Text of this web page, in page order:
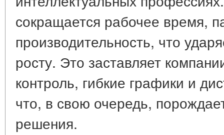
сокращается рабочее время,
производительность, что
росту. Это заставляет
контроль, гибкие графики и
что, в свою очередь,
решения.